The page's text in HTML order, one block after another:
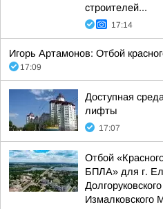
строителей...
17:14
Игорь Артамонов: Отбой
17:09
Доступная
лифты
17:07
Отбой
БПЛА» для г.
Измалковского